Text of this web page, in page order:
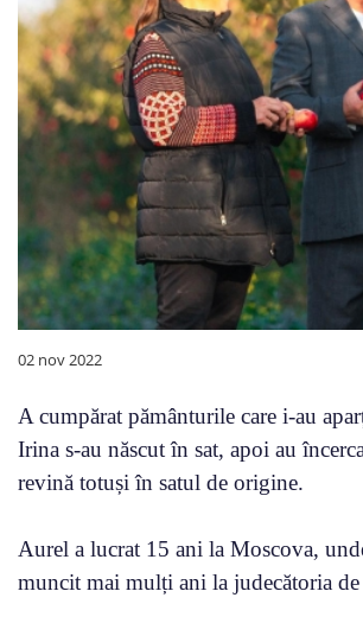
02 nov 2022
A cumpărat pământurile care i-au
Irina s-au născut în sat, apoi au
revină totuși în satul de origine.
Aurel a lucrat 15 ani la Moscova,
muncit mai mulți ani la judecătoria